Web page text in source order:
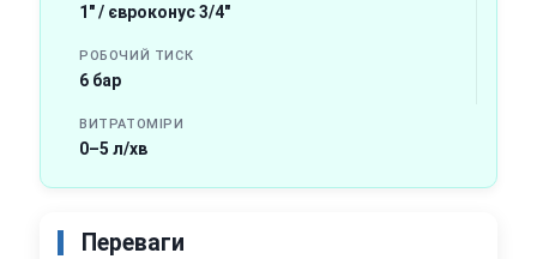
1" / євроконус 3/4"
РОБОЧИЙ ТИСК
6 бар
ВИТРАТОМІРИ
0–5 л/хв
Переваги